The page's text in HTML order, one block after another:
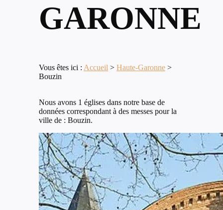
GARONNE
Vous êtes ici : Accueil > Haute-Garonne >
Bouzin
Nous avons 1 églises dans notre base de
données correspondant à des messes pour la
ville de : Bouzin.